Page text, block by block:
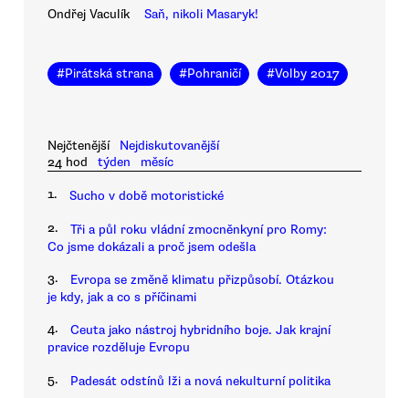
Ondřej Vaculík Saň, nikoli Masaryk!
#Pirátská strana #Pohraničí #Volby 2017
Nejčtenější
Nejdiskutovanější
24 hod
týden měsíc
1. Sucho v době motoristické
2.
Tři a půl roku vládní zmocněnkyní pro Romy:
Co jsme dokázali a proč jsem odešla
3.
Evropa se změně klimatu přizpůsobí. Otázkou
je kdy, jak a co s příčinami
4.
Ceuta jako nástroj hybridního boje. Jak krajní
pravice rozděluje Evropu
5. Padesát odstínů lži a nová nekulturní politika